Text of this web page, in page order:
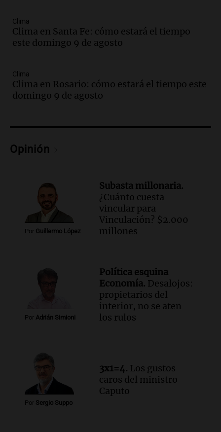
Una mañana para todos
Episodios
Una mañana para todos
Episodios
del desayuno ideal: qué alimentos
Una mañana para todos
Audio. Murió Jorge Messi
Una mañana para todos
Episodios
Audio.Mateo, a los 25 años, lucha
Episodios
Audio.
Estiman que la inflación nacional
de julio será menor al 2,9% registrado
en CABA
Una mañana para todos
cabra que llevaba ocho días atrapada en
un precipicio
Una mañana para todos
Episodios
Audio.Chile planteó mejorar la
Clima
Clima en Santa Fe: cómo estará el tiempo
este domingo 9 de agosto
Clima
Clima en Rosario: cómo estará el tiempo este
domingo 9 de agosto
Opinión
Por Guillermo López
Subasta millonaria.
¿Cuánto cuesta
vincular para
Vinculación? $2.000
millones
Por Adrián Simioni
Política esquina
Economía. Desalojos:
propietarios del
interior, no se aten
los rulos
Por Sergio Suppo
3x1=4. Los gustos
caros del ministro
Caputo